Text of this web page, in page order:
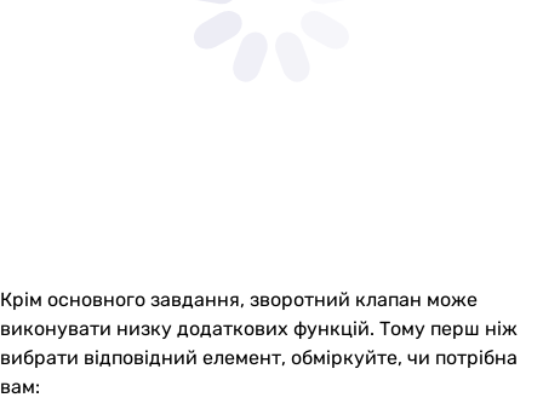
Крім основного завдання, зворотний клапан може
виконувати низку додаткових функцій. Тому перш ніж
вибрати відповідний елемент, обміркуйте, чи потрібна
вам: